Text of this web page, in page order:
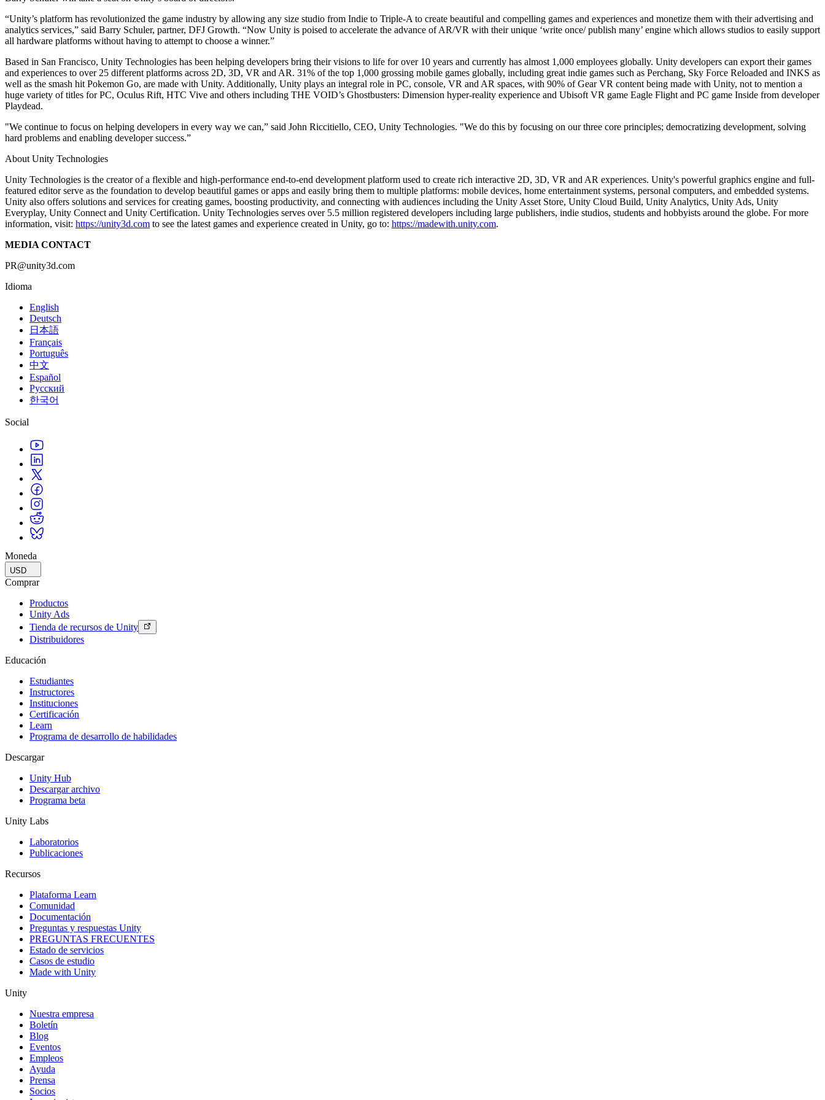
LiveOps
Perspectivas post-lanzamiento y operaciones de juego en vivo
Adquisición de usuarios
Hazte descubrir y adquiere usuarios móviles
Compras dentro de la aplicación
Gestionar las IAP dentro de la aplicación en tiendas físicas y en el canal directo al consumidor (D2C).
Conecta a los jugadores con los juegos adecuados
Casos de uso
Juegos móviles
Crea y expande éxitos móviles con Unity
Juegos independientes
Lanza juegos XR en múltiples plataformas
Juegos multijugador
Simplifica el desarrollo de juegos multijugador
Venta minorista
Transforma las experiencias en tienda en experiencias en línea
Industria automotriz
Impulsar la innovación y las experiencias en el automóvil
Ver todas las industrias
Casos de estudio
Historias de éxito en el mundo real
Guías de mejores prácticas
Consejos y trucos de expertos
Demostraciones
Todos los recursos
Novedades
Actualizaciones, información y consejos técnicos
Novedades
Noticias, historias y centro de prensa
Premios Unity
Celebrando a los creadores de Unity en todo el mundo
Guías prácticas
Consejos prácticos y mejores prácticas
Para estudiantes
Impulsa tu carrera
Para docentes
Potencia tu enseñanza
Lleva el poder de Unity a tu institución
Certificaciones
Demuestra tu dominio de Unity
“Unity’s platform has revolutionized the game industry by allowing any size studio from Indie to Triple-A to create beautiful and compelling games and experiences and monetize them with their advertising and
analytics services,” said Barry Schuler, partner, DFJ Growth. “Now Unity is poised to accelerate the advance of AR/VR with their unique ‘write once/ publish many’ engine which allows studios to easily support
all hardware platforms without having to attempt to choose a winner.”
Based in San Francisco, Unity Technologies has been helping developers bring their visions to life for over 10 years and currently has almost 1,000 employees globally. Unity developers can export their games
and experiences to over 25 different platforms across 2D, 3D, VR and AR. 31% of the top 1,000 grossing mobile games globally, including great indie games such as Perchang, Sky Force Reloaded and INKS as
well as the smash hit Pokemon Go, are made with Unity. Additionally, Unity plays an integral role in PC, console, VR and AR spaces, with 90% of Gear VR content being made with Unity, not to mention a
huge variety of titles for PC, Oculus Rift, HTC Vive and others including THE VOID’s Ghostbusters: Dimension hyper-reality experience and Ubisoft VR game Eagle Flight and PC game Inside from developer
Playdead.
"We continue to focus on helping developers in every way we can,” said John Riccitiello, CEO, Unity Technologies. "We do this by focusing on our three core principles; democratizing development, solving
hard problems and enabling developer success.”
About Unity Technologies
Unity Technologies is the creator of a flexible and high-performance end-to-end development platform used to create rich interactive 2D, 3D, VR and AR experiences. Unity's powerful graphics engine and full-
featured editor serve as the foundation to develop beautiful games or apps and easily bring them to multiple platforms: mobile devices, home entertainment systems, personal computers, and embedded systems.
Unity also offers solutions and services for creating games, boosting productivity, and connecting with audiences including the Unity Asset Store, Unity Cloud Build, Unity Analytics, Unity Ads, Unity
Everyplay, Unity Connect and Unity Certification. Unity Technologies serves over 5.5 million registered developers including large publishers, indie studios, students and hobbyists around the globe. For more
information, visit: https://unity3d.com to see the latest games and experience created in Unity, go to: https://madewith.unity.com.
MEDIA CONTACT
PR@unity3d.com
Idioma
English
Deutsch
日本語
Français
Português
中文
Español
Русский
한국어
Social
Moneda
USD
Comprar
Productos
Unity Ads
Tienda de recursos de Unity
Distribuidores
Educación
Estudiantes
Instructores
Instituciones
Certificación
Learn
Programa de desarrollo de habilidades
Descargar
Unity Hub
Descargar archivo
Programa beta
Unity Labs
Laboratorios
Publicaciones
Recursos
Plataforma Learn
Comunidad
Documentación
Preguntas y respuestas Unity
PREGUNTAS FRECUENTES
Estado de servicios
Casos de estudio
Made with Unity
Unity
Nuestra empresa
Boletín
Blog
Eventos
Empleos
Ayuda
Prensa
Socios